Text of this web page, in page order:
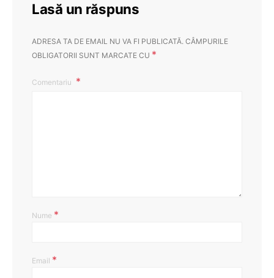
Lasă un răspuns
ADRESA TA DE EMAIL NU VA FI PUBLICATĂ. CÂMPURILE
OBLIGATORII SUNT MARCATE CU *
Comentariu
Nume *
Email *